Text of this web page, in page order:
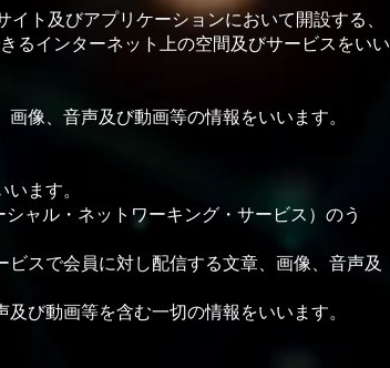
ト及びアプリケーションにおいて開設する、
るインターネット上の空間及びサービスをいい
像、⾳声及び動画等の情報をいいます。
ます。
ャル・ネットワーキング・サービス）のう
スで会員に対し配信する⽂章、画像、⾳声及
び動画等を含む⼀切の情報をいいます。